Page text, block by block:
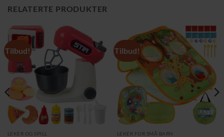
RELATERTE PRODUKTER
Tilbud!
LEKER OG SPILL
Tilbud!
LEKER FOR SMÅ BARN